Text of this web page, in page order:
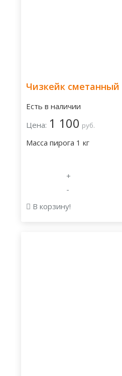
Чизкейк сметанный
Есть в наличии
Цена: 1 100 руб.
Масса пирога 1 кг
+
-
В корзину!